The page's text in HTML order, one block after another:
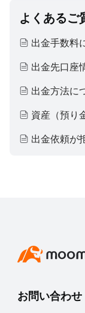
よくあるご
出金手数料
出金先口座
出金方法に
出金依頼が
お問い合わせ